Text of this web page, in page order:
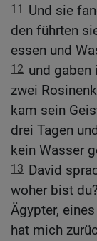
11
Und sie
den führten
essen und
12 und gaben
zwei
kam sein
drei Tagen
kein Wasser
13 David
woher bist
Ägypter,
hat mich